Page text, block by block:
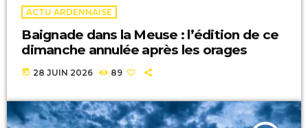
ACTU ARDENNAISE
Baignade dans la Meuse : l’édition de ce
dimanche annulée après les orages
today 28 JUIN 2026 89